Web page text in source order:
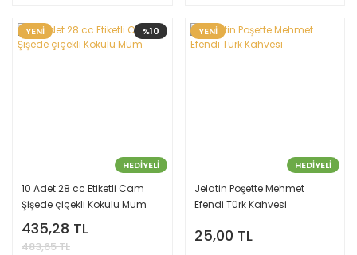
%10
YENİ
HEDİYELİ
10 Adet 28 cc Etiketli Cam
Şişede çiçekli Kokulu Mum
435,28 TL
483,65 TL
YENİ
HEDİYELİ
Jelatin Poşette Mehmet
Efendi Türk Kahvesi
25,00 TL